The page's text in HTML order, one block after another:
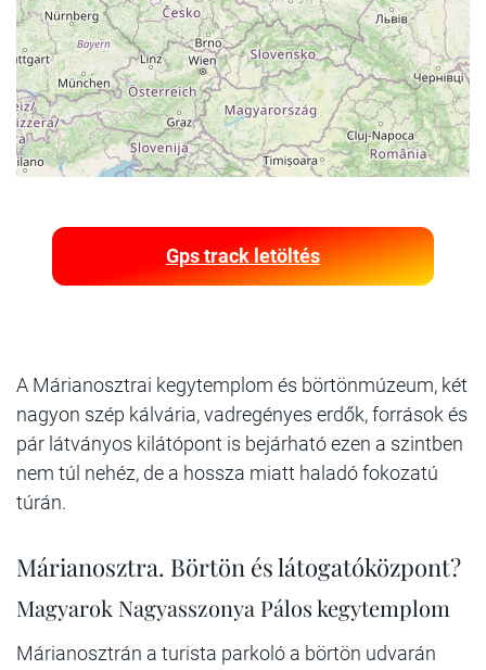
Gps track letöltés
A Márianosztrai kegytemplom és börtönmúzeum, két
nagyon szép kálvária, vadregényes erdők, források és
pár látványos kilátópont is bejárható ezen a szintben
nem túl nehéz, de a hossza miatt haladó fokozatú
túrán.
Márianosztra. Börtön és látogatóközpont?
Magyarok Nagyasszonya Pálos kegytemplom
Márianosztrán a turista parkoló a börtön udvarán